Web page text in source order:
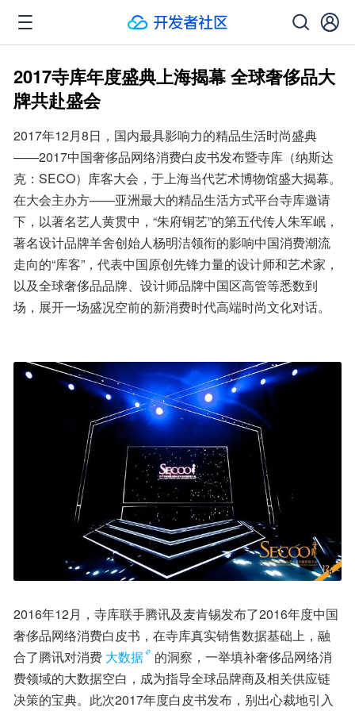
2017寺库年度盛典上海揭幕 全球奢侈品大
牌共赴盛会
2017年12月8日，国内最具影响力的精品生活时尚盛典
——2017中国奢侈品网络消费白皮书发布暨寺库（纳斯达
克：SECO）库客大会，于上海当代艺术博物馆盛大揭幕。
在大会主办方——亚洲最大的精品生活方式平台寺库邀请
下，以著名艺人黄贯中，“朱府铜艺”的第五代传人朱军岷，
著名设计品牌羊舍创始人杨明洁领衔的影响中国消费潮流
走向的“库客”，代表中国原创先锋力量的设计师和艺术家，
以及全球奢侈品品牌、设计师品牌中国区高管等悉数到
场，展开一场盛况空前的新消费时代高端时尚文化对话。
2016年12月，寺库联手腾讯及麦肯锡发布了2016年度中国
奢侈品网络消费白皮书，在寺库真实销售数据基础上，融
合了腾讯对消费 大数据
的洞察，一举填补奢侈品网络消
费领域的大数据空白，成为指导全球品牌商及相关供应链
决策的宝典。此次2017年度白皮书发布，别出心裁地引入